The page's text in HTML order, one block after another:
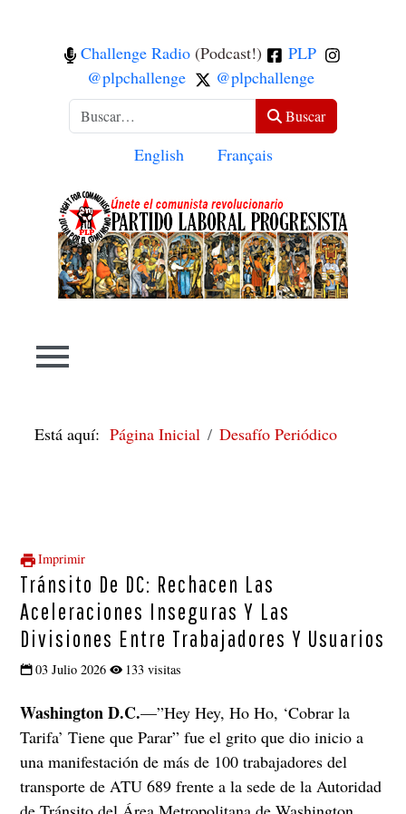
Challenge Radio (Podcast!)
PLP
@plpchallenge
@plpchallenge
Buscar Buscar
Seleccione su idioma
English Français
Está aquí:Página Inicial Desafío Periódico
Imprimir
Tránsito De DC: Rechacen Las
Aceleraciones Inseguras Y Las
Divisiones Entre Trabajadores Y Usuarios
03 Julio 2026 133 visitas
Washington D.C.—”Hey Hey, Ho Ho, ‘Cobrar la
Tarifa’ Tiene que Parar” fue el grito que dio inicio a
una manifestación de más de 100 trabajadores del
transporte de ATU 689 frente a la sede de la Autoridad